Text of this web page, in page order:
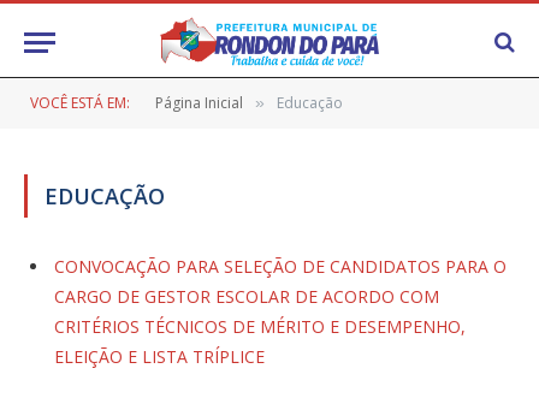
VOCÊ ESTÁ EM: Página Inicial » Educação
EDUCAÇÃO
CONVOCAÇÃO PARA SELEÇÃO DE CANDIDATOS PARA O
CARGO DE GESTOR ESCOLAR DE ACORDO COM
CRITÉRIOS TÉCNICOS DE MÉRITO E DESEMPENHO,
ELEIÇÃO E LISTA TRÍPLICE